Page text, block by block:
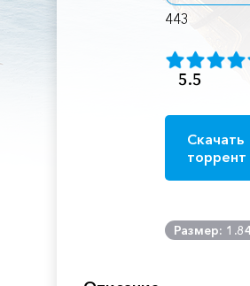
443
5.5
Скачать
торрент
Размер: